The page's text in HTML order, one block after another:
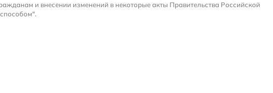
и внесении изменений в некоторые акты Правительства Российской